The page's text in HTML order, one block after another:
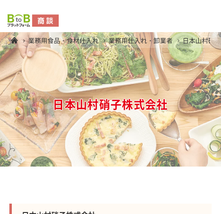
業務用食品・食材仕入れ 業務用仕入れ・卸業者 日本山村硝
日本山村硝子株式会社